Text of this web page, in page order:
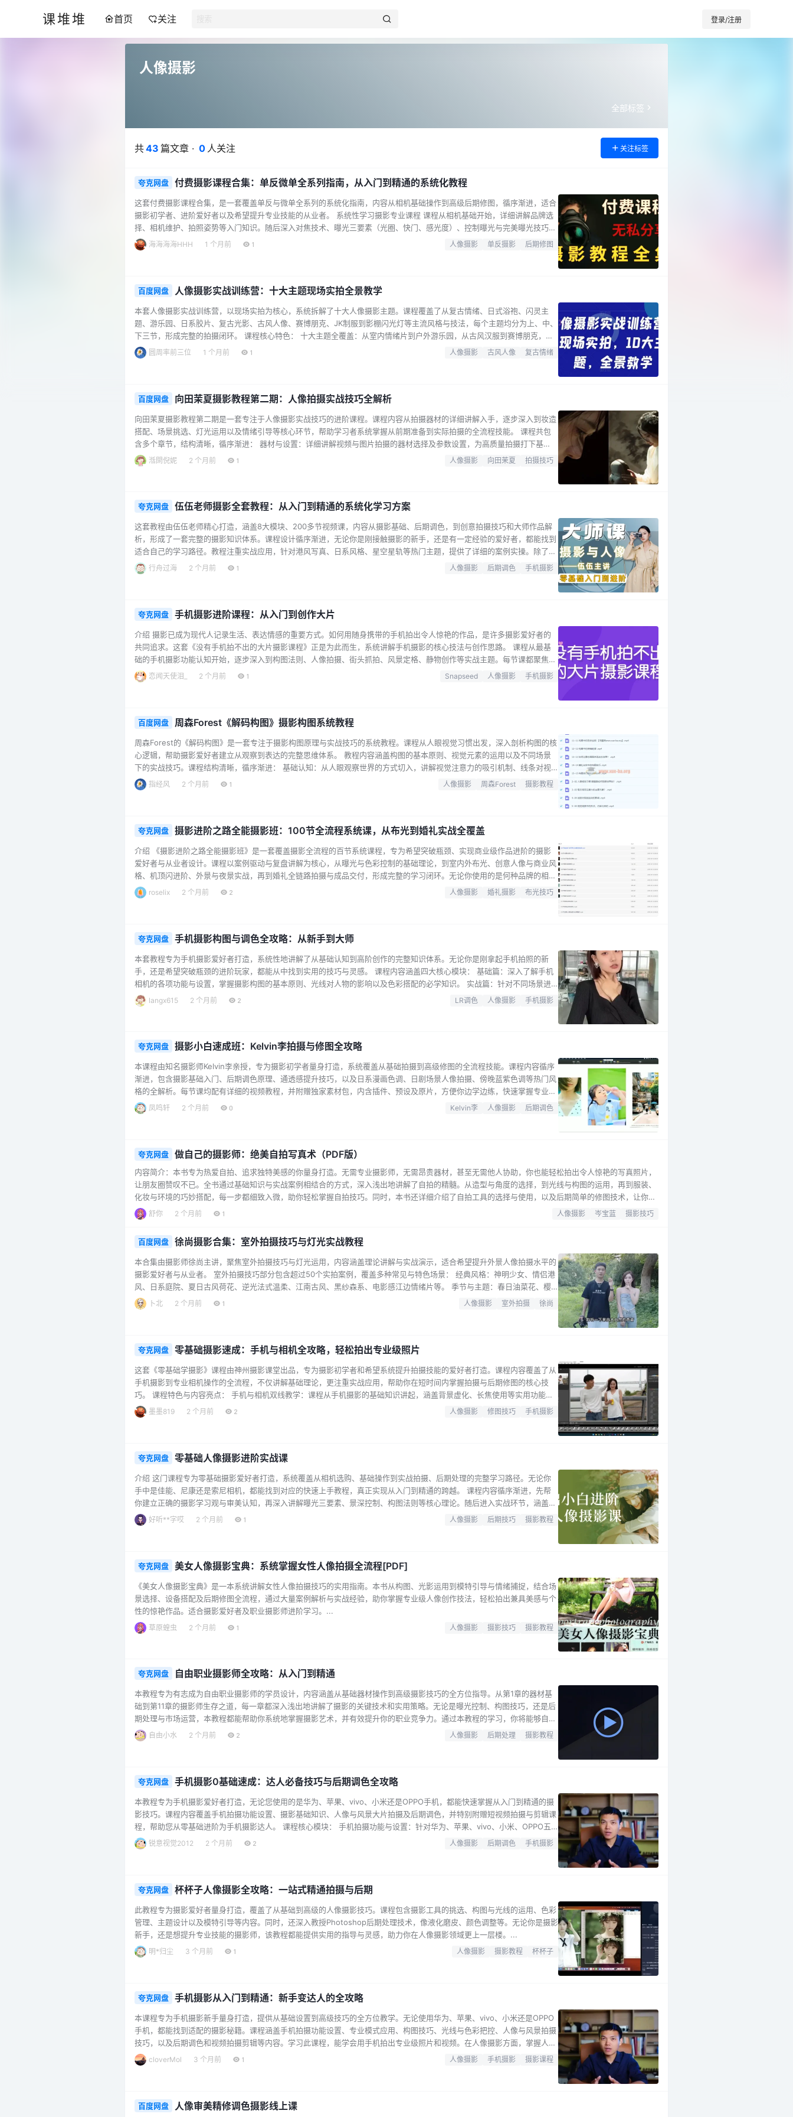
课堆堆 首页 关注 登录/注册
人像摄影
全部标签
共43 篇文章 · 0 人关注 关注标签
夸克网盘 付费摄影课程合集：单反微单全系列指南，从入门到精通的系统化教程
这套付费摄影课程合集，是一套覆盖单反与微单全系列的系统化指南，内容从相机基础操作到高级后期修图，循序渐进，适合
摄影初学者、进阶爱好者以及希望提升专业技能的从业者。 系统性学习摄影专业课程 课程从相机基础开始，详细讲解品牌选
择、相机维护、拍照姿势等入门知识。随后深入对焦技术、曝光三要素（光圈、快门、感光度）、控制曝光与完美曝光技巧，
帮助学员掌握直方图、曝光补偿、包围曝光等核心技能。此外，还涵盖焦外虚化、镜头选择、闪光灯分类与附件使用，以及色
彩基础与色彩运用，构建完整的摄影知识体系。 零基础学习摄影构图 构图是摄影的灵魂。本部分从为什么要学构图开始，讲
海海海海HHH 1 个月前 1 人像摄影 单反摄影 后期修图
百度网盘 人像摄影实战训练营：十大主题现场实拍全景教学
本套人像摄影实战训练营，以现场实拍为核心，系统拆解了十大人像摄影主题。课程覆盖了从复古情绪、日式浴袍、闪灵主
题、游乐园、日系胶片、复古光影、古风人像、赛博朋克、JK制服到影棚闪光灯等主流风格与技法，每个主题均分为上、中、
下三节，形成完整的拍摄闭环。 课程核心特色： 十大主题全覆盖：从室内情绪片到户外游乐园，从古风汉服到赛博朋克，满
足不同风格的人像创作需求。 实战跟拍教学：全程以现场实拍演示为主，直观展示从布光、构图到引导模特的完整流程。 后
期修图进阶：特别包含中性灰与双曲线等专业修图课程，帮助提升皮肤质感与光影处理能力。 课程章节概览： 第1节：复古情
圆周率前三位 1 个月前 1 人像摄影 古风人像 复古情绪
百度网盘 向田茉夏摄影教程第二期：人像拍摄实战技巧全解析
向田茉夏摄影教程第二期是一套专注于人像摄影实战技巧的进阶课程。课程内容从拍摄器材的详细讲解入手，逐步深入到妆造
搭配、场景挑选、灯光运用以及情绪引导等核心环节，帮助学习者系统掌握从前期准备到实际拍摄的全流程技能。 课程共包
含多个章节，结构清晰，循序渐进： 器材与设置：详细讲解视频与图片拍摄的器材选择及参数设置，为高质量拍摄打下基
础。 前期准备：涵盖灯光道具、辅助用品的准备，以及妆造、服装搭配与拍摄场景的挑选技巧。 实战技巧：深入讲解灯光使
用与自然光运用，结合实际拍摄场景演示操作要点。 情绪与引导：教授如何引导被摄者的情绪与动作，让照片更具表现力与
湉閖倪妮 2 个月前 1 人像摄影 向田茉夏 拍摄技巧
夸克网盘 伍伍老师摄影全套教程：从入门到精通的系统化学习方案
这套教程由伍伍老师精心打造，涵盖8大模块、200多节视频课，内容从摄影基础、后期调色，到创意拍摄技巧和大师作品解
析，形成了一套完整的摄影知识体系。课程设计循序渐进，无论你是刚接触摄影的新手，还是有一定经验的爱好者，都能找到
适合自己的学习路径。教程注重实战应用，针对港风写真、日系风格、星空星轨等热门主题，提供了详细的案例实操。除了单
反相机教学，还专门开设了手机摄影特训营，方便你随时随地提升拍摄技巧。此外，“黑皮书”系列分享带你深入了解摄影史上
的经典作品和大师创作思路，拓宽审美视野。精选内容涵盖人像光影过渡技巧、日出日落后期调色、手机修图步骤、风光摄影
行舟过海 2 个月前 1 人像摄影 后期调色 手机摄影
夸克网盘 手机摄影进阶课程：从入门到创作大片
介绍 摄影已成为现代人记录生活、表达情感的重要方式。如何用随身携带的手机拍出令人惊艳的作品，是许多摄影爱好者的
共同追求。这套《没有手机拍不出的大片摄影课程》正是为此而生，系统讲解手机摄影的核心技法与创作思路。 课程从最基
础的手机摄影功能认知开始，逐步深入到构图法则、人像拍摄、街头抓拍、风景定格、静物创作等实战主题。每节课都聚焦一
个具体场景或技法，帮助学习者快速掌握拍摄要领。例如，在“破解构图这门‘玄学’”中，课程会拆解经典构图原理，让画面布局
不再凭感觉；而“如何在街头捕捉精彩的瞬间”则教授预判与抓拍技巧，让日常场景焕发故事感。 后期处理同样是手机摄影的重
恋闻天使泪_ 2 个月前 1 Snapseed 人像摄影 手机摄影
百度网盘 周森Forest《解码构图》摄影构图系统教程
周森Forest的《解码构图》是一套专注于摄影构图原理与实战技巧的系统教程。课程从人眼视觉习惯出发，深入剖析构图的核
心逻辑，帮助摄影爱好者建立从观察到表达的完整思维体系。 教程内容涵盖构图的基本原则、视觉元素的运用以及不同场景
下的实战技巧。课程结构清晰，循序渐进： 基础认知：从人眼观察世界的方式切入，讲解视觉注意力的吸引机制、线条对视
线运动的影响，以及形式、内容与目的的关系。 构图原则：系统阐述摄影构图的意义与原则，帮助理解“好的构图是最强烈的
观看方式”这一核心理念。 元素运用：深入讲解色彩、明暗在构图中的韵律与表现力，以及横竖构图的选择逻辑。 实战技巧：
指经风 2 个月前 1 人像摄影 周森Forest 摄影教程
夸克网盘 摄影进阶之路全能摄影班：100节全流程系统课，从布光到婚礼实战全覆盖
介绍 《摄影进阶之路全能摄影班》是一套覆盖摄影全流程的百节系统课程，专为希望突破瓶颈、实现商业级作品进阶的摄影
爱好者与从业者设计。课程以案例驱动与复盘讲解为核心，从曝光与色彩控制的基础理论，到室内外布光、创意人像与商业风
格、机顶闪进阶、外景与夜景实战，再到婚礼全链路拍摄与成品交付，形成完整的学习闭环。无论你使用的是何种品牌的相机
与灯光设备，课程都强调器材通用性与现场解决方案，帮助你真正掌握在不同场景下快速出片的实战能力。随课附赠“高清朋
友圈”导出规范与素材包，让作品输出更专业。 课程特色 系统化进阶路径：100节课程由浅入深，从安全快门、ISO、光圈等
roselix 2 个月前 2 人像摄影 婚礼摄影 布光技巧
夸克网盘 手机摄影构图与调色全攻略：从新手到大师
本套教程专为手机摄影爱好者打造，系统性地讲解了从基础认知到高阶创作的完整知识体系。无论你是刚拿起手机拍照的新
手，还是希望突破瓶颈的进阶玩家，都能从中找到实用的技巧与灵感。 课程内容涵盖四大核心模块： 基础篇：深入了解手机
相机的各项功能与设置，掌握摄影构图的基本原则、光线对人物的影响以及色彩搭配的必学知识。 实战篇：针对不同场景进
行专项训练，包括静物美食拍摄、咖啡蛋糕特写、户外光线引导实拍，以及夜景星空、汽车光晕等特殊效果的创作。 人像
篇：详细讲解女生拍照的站姿、坐姿、半身姿势，对镜自拍与P图技巧，有效自拍方法，以及如何在家拍出情绪片和炫酷大
langx615 2 个月前 2 LR调色 人像摄影 手机摄影
夸克网盘 摄影小白速成班：Kelvin李拍摄与修图全攻略
本课程由知名摄影师Kelvin李亲授，专为摄影初学者量身打造，系统覆盖从基础拍摄到高级修图的全流程技能。课程内容循序
渐进，包含摄影基础入门、后期调色原理、通透感提升技巧，以及日系漫画色调、日剧场景人像拍摄、傍晚蓝紫色调等热门风
格的全解析。每节课均配有详细的视频教程，并附赠独家素材包，内含插件、预设及原片，方便你边学边练，快速掌握专业摄
影与修图的核心技巧。 课程目录结构清晰，便于按需学习： 课程视频：共10节课，涵盖摄影基础、后期调色原理、通透感处
理、日系漫画色调、日剧场景人像拍摄、傍晚蓝紫色调等主题，完结篇总结提升。 课程素材：包含插件、预设、原片等实用
凤鸣轩 2 个月前 0 Kelvin李 人像摄影 后期调色
夸克网盘 做自己的摄影师：绝美自拍写真术（PDF版）
内容简介：本书专为热爱自拍、追求独特美感的你量身打造。无需专业摄影师，无需昂贵器材，甚至无需他人协助，你也能轻松拍出令人惊艳的写真照片，
让朋友圈赞叹不已。全书通过基础知识与实战案例相结合的方式，深入浅出地讲解了自拍的精髓。从造型与角度的选择，到光线与构图的运用，再到服装、
化妆与环境的巧妙搭配，每一步都细致入微，助你轻松掌握自拍技巧。同时，本书还详细介绍了自拍工具的选择与使用，以及后期简单的修图技术，让你的
自拍作品更加完美无瑕。书中收录了大量独具氛围和创意构图的自拍照，不仅展示了自拍的多样性和艺术性，更引导你进入自拍摄影的新境界。这些照片不
仅美观，更蕴含着艺术般的气质氛围，让你在自拍中展现出与众…...
舒你 2 个月前 1 人像摄影 岑宝蓝 摄影技巧
百度网盘 徐尚摄影合集：室外拍摄技巧与灯光实战教程
本合集由摄影师徐尚主讲，聚焦室外拍摄技巧与灯光运用，内容涵盖理论讲解与实战演示，适合希望提升外景人像拍摄水平的
摄影爱好者与从业者。 室外拍摄技巧部分包含超过50个实拍案例，覆盖多种常见与特色场景： 经典风格：神明少女、情侣港
风、日系庭院、夏日古风荷花、逆光法式温柔、江南古风、黑纱森系、电影感江边情绪片等。 季节与主题：春日油菜花、樱
花树下、麦田青春文艺、秋季枫叶、宫崎骏的天空、秋天树林大衣、黄昏蓝调时刻、漫天星辰烟花等。 街拍与生活：老街道
小卖部、晚霞台偶剧风格、街拍校园风、公交车站、斑马线港风、公路延伸感、天台青春写真等。 基础与技巧：相机曝光三
卜北 2 个月前 1 人像摄影 室外拍摄 徐尚
夸克网盘 零基础摄影速成：手机与相机全攻略，轻松拍出专业级照片
这套《零基础学摄影》课程由神州摄影课堂出品，专为摄影初学者和希望系统提升拍摄技能的爱好者打造。课程内容覆盖了从
手机摄影到专业相机操作的全流程，不仅讲解基础理论，更注重实战应用，帮助你在短时间内掌握拍摄与后期修图的核心技
巧。 课程特色与内容亮点： 手机与相机双线教学：课程从手机摄影的基础知识讲起，涵盖背景虚化、长焦使用等实用功能，
同时深入讲解相机与镜头的选择、曝光参数调节等专业内容，满足不同设备用户的需求。 构图与光线实战解析：专门设置章
节讲解摄影构图、景别运用以及光线技巧，让你在不同场景下都能快速找到最佳拍摄角度，提升照片的视觉冲击力。 人物摆
墨墨819 2 个月前 2 人像摄影 修图技巧 手机摄影
夸克网盘 零基础人像摄影进阶实战课
介绍 这门课程专为零基础摄影爱好者打造，系统覆盖从相机选购、基础操作到实战拍摄、后期处理的完整学习路径。无论你
手中是佳能、尼康还是索尼相机，都能找到对应的快速上手教程，真正实现从入门到精通的跨越。 课程内容循序渐进，先帮
你建立正确的摄影学习观与审美认知，再深入讲解曝光三要素、景深控制、构图法则等核心理论。随后进入实战环节，涵盖人
像摆姿、场景踩点、模特沟通、夜景与樱花等主题拍摄技巧，每一步都有清晰示范。 通过这套课程，你将掌握独立策划并完
成一套人像写真的能力，拍出富有情感与创意的作品，逐步成长为朋友圈里的“摄影大神”。 文件目录树： └── 0基础小白
好听**字哎 2 个月前 1 人像摄影 后期技巧 摄影教程
夸克网盘 美女人像摄影宝典：系统掌握女性人像拍摄全流程[PDF]
《美女人像摄影宝典》是一本系统讲解女性人像拍摄技巧的实用指南。本书从构图、光影运用到模特引导与情绪捕捉，结合场
景选择、设备搭配及后期修图全流程，通过大量案例解析与实战经验，助你掌握专业级人像创作技法，轻松拍出兼具美感与个
性的惊艳作品。适合摄影爱好者及职业摄影师进阶学习。...
草原蝗虫 2 个月前 1 人像摄影 摄影技巧 摄影教程
夸克网盘 自由职业摄影师全攻略：从入门到精通
本教程专为有志成为自由职业摄影师的学员设计，内容涵盖从基础器材操作到高级摄影技巧的全方位指导。从第1章的器材基
础到第11章的摄影师生存之道，每一章都深入浅出地讲解了摄影的关键技术和实用策略。无论是曝光控制、构图技巧，还是后
期处理与市场运营，本教程都能帮助你系统地掌握摄影艺术，并有效提升你的职业竞争力。通过本教程的学习，你将能够自信
地开启你的自由摄影之路，抓住每一个拍摄机会，展现你的独特视角和创意。 系统化课程体系，零基础也能快速上手 教程从
最基础的器材认知开始，逐步深入到对焦、曝光三要素（光圈、快门、感光度）以及手动曝光模式的控制，帮助学员打下坚实
自由小水 2 个月前 2 人像摄影 后期处理 摄影教程
夸克网盘 手机摄影0基础速成：达人必备技巧与后期调色全攻略
本教程专为手机摄影爱好者打造，无论您使用的是华为、苹果、vivo、小米还是OPPO手机，都能快速掌握从入门到精通的摄
影技巧。课程内容覆盖手机拍摄功能设置、摄影基础知识、人像与风景大片拍摄及后期调色，并特别附赠短视频拍摄与剪辑课
程，帮助您从零基础进阶为手机摄影达人。 课程核心模块： 手机拍摄功能与设置：针对华为、苹果、vivo、小米、OPPO五
大主流品牌，逐一讲解拍摄功能与参数设置，让您充分挖掘手机相机潜力。 摄影基础必备知识：从对焦曝光、焦距选择到专
业模式参数详解，再到星空、追焦、高速摄影等进阶玩法，系统构建摄影理论框架。同时涵盖6种构图方法、5种光线运用、3
锐意视觉2012 2 个月前 2 人像摄影 后期调色 手机摄影
夸克网盘 杯杯子人像摄影全攻略：一站式精通拍摄与后期
此教程专为摄影爱好者量身打造，覆盖了从基础到高级的人像摄影技巧。课程包含摄影工具的挑选、构图与光线的运用、色彩
管理、主题设计以及模特引导等内容。同时，还深入教授Photoshop后期处理技术，像液化磨皮、颜色调整等。无论你是摄影
新手，还是想提升专业技能的摄影师，该教程都能提供实用的指导与灵感，助力你在人像摄影领域更上一层楼。...
明*归尘 3 个月前 1 人像摄影 摄影教程 杯杯子
夸克网盘 手机摄影从入门到精通：新手变达人的全攻略
本课程专为手机摄影新手量身打造，提供从基础设置到高级技巧的全方位教学。无论使用华为、苹果、vivo、小米还是OPPO
手机，都能找到适配的摄影秘籍。课程涵盖手机拍摄功能设置、专业模式应用、构图技巧、光线与色彩把控、人像与风景拍摄
技巧，以及后期调色和视频拍摄剪辑等内容。学习此课程，能学会用手机拍出专业级照片和视频。在人像摄影方面，掌握人像
模式使用、摆姿技巧、构图方法以及后期调色等；风景摄影中，学会日出日落、月亮、城市风光等不同场景的拍摄与调色。还
有视频拍摄与剪辑课程，包括视频参数设置、运镜技巧、剪辑思路等。加入课程，开启手机摄影大师之旅，轻松成为朋友圈的
cloverMol 3 个月前 1 人像摄影 手机摄影 摄影课程
百度网盘 人像审美精修调色摄影线上课